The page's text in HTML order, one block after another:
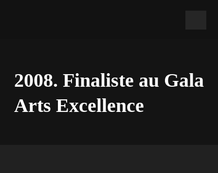
2008. Finaliste au Gala
Arts Excellence